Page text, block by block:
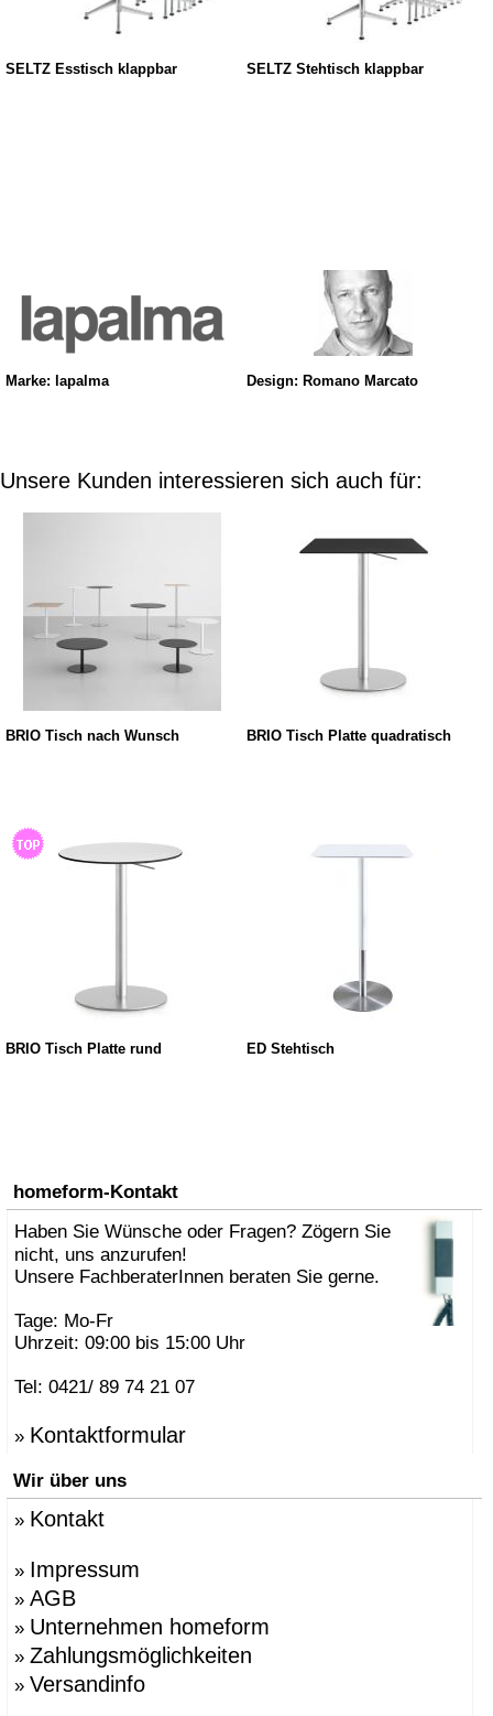
SELTZ Esstisch klappbar SELTZ Stehtisch klappbar
Marke: lapalma Design: Romano Marcato
Unsere Kunden interessieren sich auch für:
BRIO Tisch nach Wunsch BRIO Tisch Platte quadratisch
BRIO Tisch Platte rund ED Stehtisch
homeform-Kontakt
Haben Sie Wünsche oder Fragen? Zögern Sie
nicht, uns anzurufen!
Unsere FachberaterInnen beraten Sie gerne.
Tage: Mo-Fr
Uhrzeit: 09:00 bis 15:00 Uhr
Tel: 0421/ 89 74 21 07
» Kontaktformular
Wir über uns
» Kontakt
» Impressum
» AGB
» Unternehmen homeform
» Zahlungsmöglichkeiten
» Versandinfo